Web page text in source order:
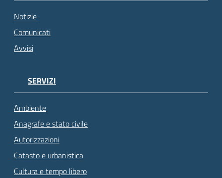
Notizie
Comunicati
Avvisi
SERVIZI
Ambiente
Anagrafe e stato civile
Autorizzazioni
Catasto e urbanistica
Cultura e tempo libero